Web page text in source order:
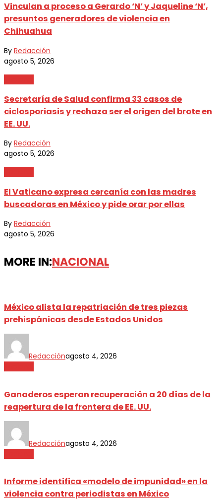
Vinculan a proceso a Gerardo ‘N’ y Jaqueline ‘N’,
presuntos generadores de violencia en
Chihuahua
By Redacción
agosto 5, 2026
Secretaría de Salud confirma 33 casos de
ciclosporiasis y rechaza ser el origen del brote en
EE. UU.
By Redacción
agosto 5, 2026
El Vaticano expresa cercanía con las madres
buscadoras en México y pide orar por ellas
By Redacción
agosto 5, 2026
MORE IN:NACIONAL
México alista la repatriación de tres piezas
prehispánicas desde Estados Unidos
Redacciónagosto 4, 2026
Ganaderos esperan recuperación a 20 días de la
reapertura de la frontera de EE. UU.
Redacciónagosto 4, 2026
Informe identifica «modelo de impunidad» en la
violencia contra periodistas en México